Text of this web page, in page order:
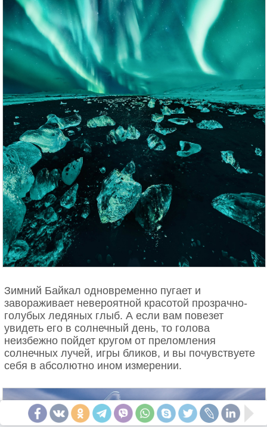
Зимний Байкал одновременно пугает и
завораживает невероятной красотой прозрачно-
голубых ледяных глыб. А если вам повезет
увидеть его в солнечный день, то голова
неизбежно пойдет кругом от преломления
солнечных лучей, игры бликов, и вы почувствуете
себя в абсолютно ином измерении.